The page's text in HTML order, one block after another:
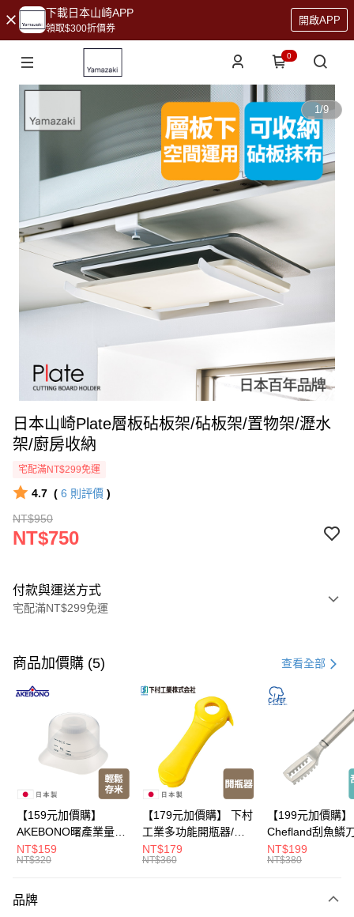
下載日本山崎APP
領取$300折價券
開啟APP
0
1/9
日本山崎Plate層板砧板架/砧板架/置物架/瀝水
架/廚房收納
宅配滿NT$299免運
4.7 ( 6 則評價 )
NT$950
NT$750
付款與運送方式
宅配滿NT$299免運
信用卡一次付款
LINE Pay
Apple Pay
悠遊付
全盈+PAY
大哥付你分期
相關說明
2.付款方式選擇「大哥付你分期」，訂單成立後會自動跳轉到大哥付的交易
商品加價購 (5) 查看全部
【159元加價購】
AKEBONO曙產業量米
杯漏斗組(白)/量米杯/
米桶/量米用具/任二件8
NT$159
NT$320
【179元加價購】 下村
工業多功能開瓶器/開
瓶器/餐廚用品/料理道
具/任二件8折
NT$179
NT$360
【199元加價購】
Chefland刮魚鱗
魚鱗器/廚房用品/
道具/任二件8折
NT$199
NT$380
品牌